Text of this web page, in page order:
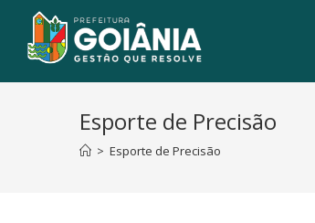
Esporte de Precisão
> Esporte de Precisão